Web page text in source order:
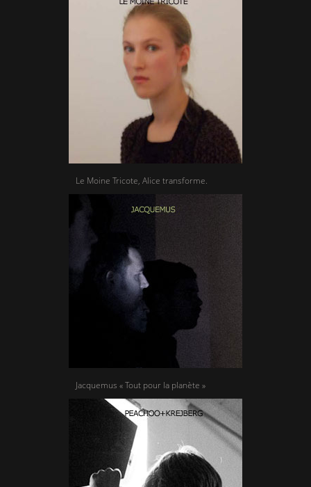
Le Moine Tricote, Alice transforme.
Jacquemus « Tout pour la planète »